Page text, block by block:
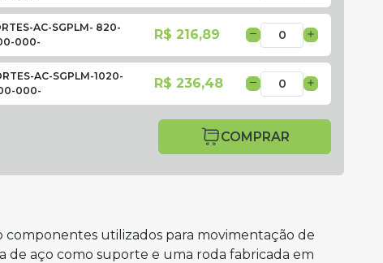
AC-SGPLM- 820-
000-
R$ 216,89
AC-SGPLM-1020-
000-
R$ 236,48
COMPRAR
componentes utilizados para movimentação de
de aço como suporte e uma roda fabricada em